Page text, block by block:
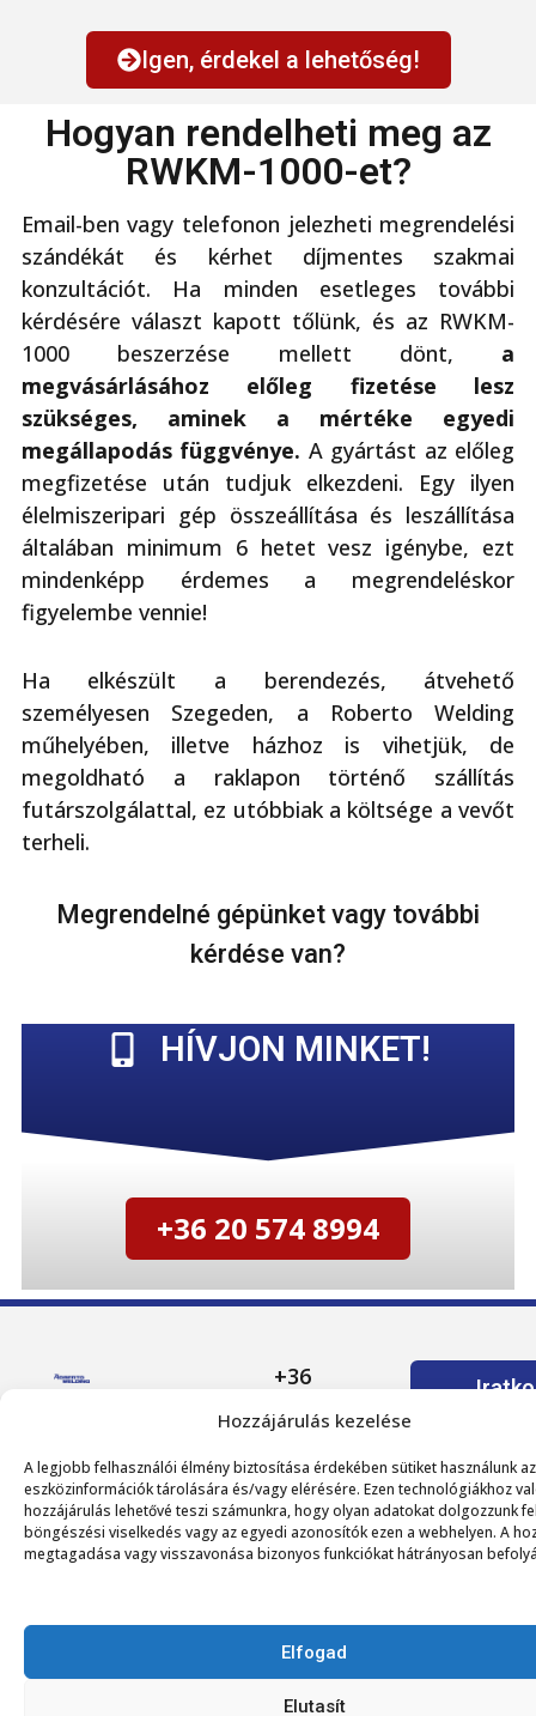
Hozzájárulás kezelése
A legjobb felhasználói élmény biztosítása érdekében sütiket használunk az
eszközinformációk tárolására és/vagy elérésére. Ezen technológiákhoz
hozzájárulás lehetővé teszi számunkra, hogy olyan adatokat dolgozzunk
böngészési viselkedés vagy az egyedi azonosítók ezen a webhelyen. A
megtagadása vagy visszavonása bizonyos funkciókat hátrányosan
Elfogad
Elutasít
Igen, érdekel a lehetőség!
Hogyan rendelheti meg az
RWKM-1000-et?
Email-ben vagy telefonon jelezheti megrendelési
szándékát és kérhet díjmentes szakmai
konzultációt. Ha minden esetleges további
kérdésére választ kapott tőlünk, és az RWKM-
1000 beszerzése mellett dönt, a
megvásárlásához előleg fizetése lesz
szükséges, aminek a mértéke egyedi
megállapodás függvénye. A gyártást az előleg
megfizetése után tudjuk elkezdeni. Egy ilyen
élelmiszeripari gép összeállítása és leszállítása
általában minimum 6 hetet vesz igénybe, ezt
mindenképp érdemes a megrendeléskor
figyelembe vennie!
Ha elkészült a berendezés, átvehető
személyesen Szegeden, a Roberto Welding
műhelyében, illetve házhoz is vihetjük, de
megoldható a raklapon történő szállítás
futárszolgálattal, ez utóbbiak a költsége a vevőt
terheli.
Megrendelné gépünket vagy további
kérdése van?
HÍVJON MINKET!
+36 20 574 8994
Kft.
Adószám:
+36
20
574
8994
telephely
6710
Szabadkai
út 108.
levelezési
tájékoztató
Minden